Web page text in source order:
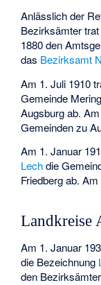
Anlässlich der
Bezirksämter
1880 den
das Bezirksamt
Am 1. Juli 1910
Gemeinde
Augsburg ab.
Gemeinden zu
Am 1. Januar
Lechdie
Friedberg ab.
Landkreise
Am 1. Januar
die Bezeichnung
den